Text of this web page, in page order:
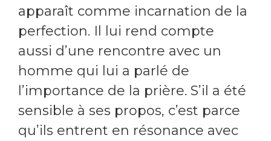
apparaît comme incarnation de la
perfection. Il lui rend compte
aussi d’une rencontre avec un
homme qui lui a parlé de
l’importance de la prière. S’il a été
sensible à ses propos, c’est parce
qu’ils entrent en résonance avec